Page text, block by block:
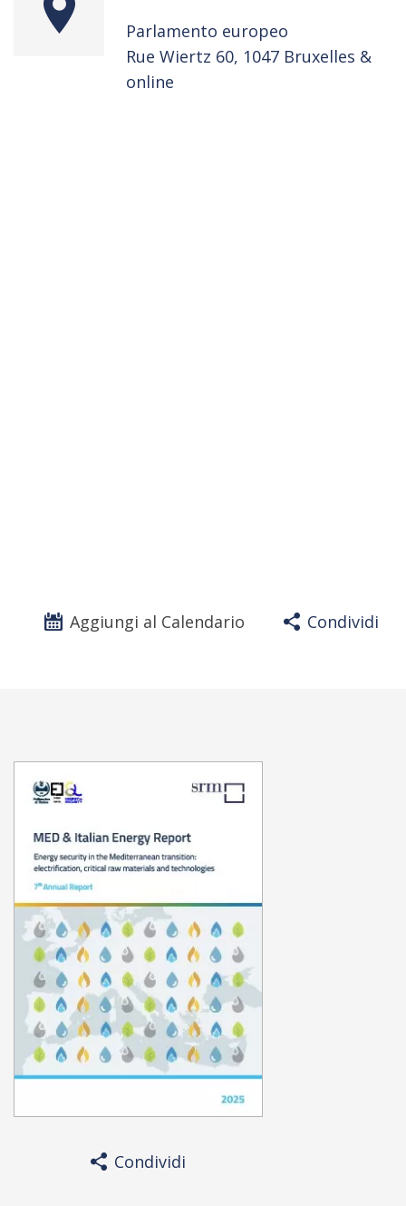
Parlamento europeo
Rue Wiertz 60, 1047 Bruxelles &
online
Aggiungi al Calendario Condividi
Condividi